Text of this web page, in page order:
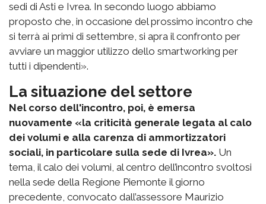
sedi di Asti e Ivrea. In secondo luogo abbiamo
proposto che, in occasione del prossimo incontro che
si terrà ai primi di settembre, si apra il confronto per
avviare un maggior utilizzo dello smartworking per
tutti i dipendenti».
La situazione del settore
Nel corso dell'incontro, poi, è emersa
nuovamente «la criticità generale legata al calo
dei volumi e alla carenza di ammortizzatori
sociali, in particolare sulla sede di Ivrea». Un
tema, il calo dei volumi, al centro dell’incontro svoltosi
nella sede della Regione Piemonte il giorno
precedente, convocato dall’assessore Maurizio